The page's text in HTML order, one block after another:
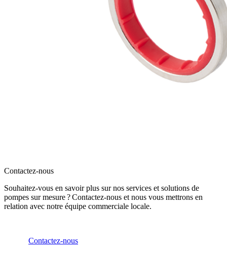
Contactez-nous
Souhaitez-vous en savoir plus sur nos services et solutions de
pompes sur mesure ? Contactez-nous et nous vous mettrons en
relation avec notre équipe commerciale locale.
Contactez-nous